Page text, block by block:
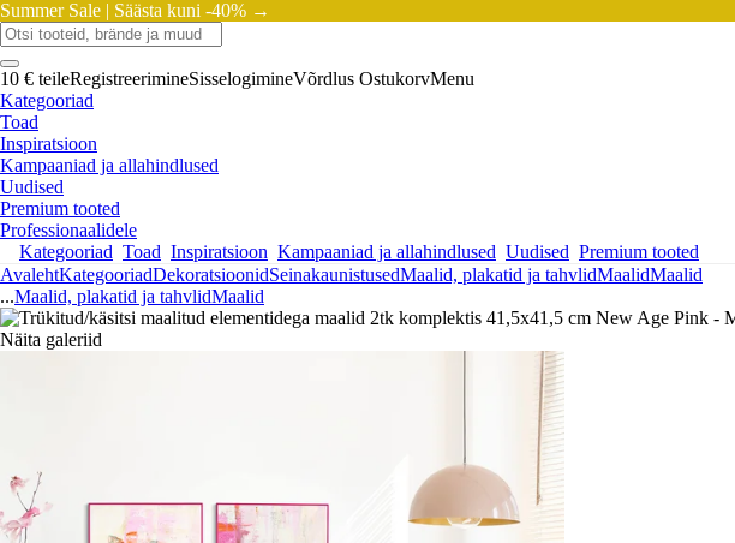
Summer Sale | Säästa kuni -40% →
10 € teileRegistreerimineSisselogimineVõrdlus OstukorvMenu
Kategooriad
Toad
Inspiratsioon
Kampaaniad ja allahindlused
Uudised
Premium tooted
Professionaalidele
Kategooriad Toad Inspiratsioon Kampaaniad ja allahindlused Uudised Premium tooted
AvalehtKategooriadDekoratsioonidSeinakaunistusedMaalid, plakatid ja tahvlidMaalidMaalid
...Maalid, plakatid ja tahvlidMaalid
Näita galeriid